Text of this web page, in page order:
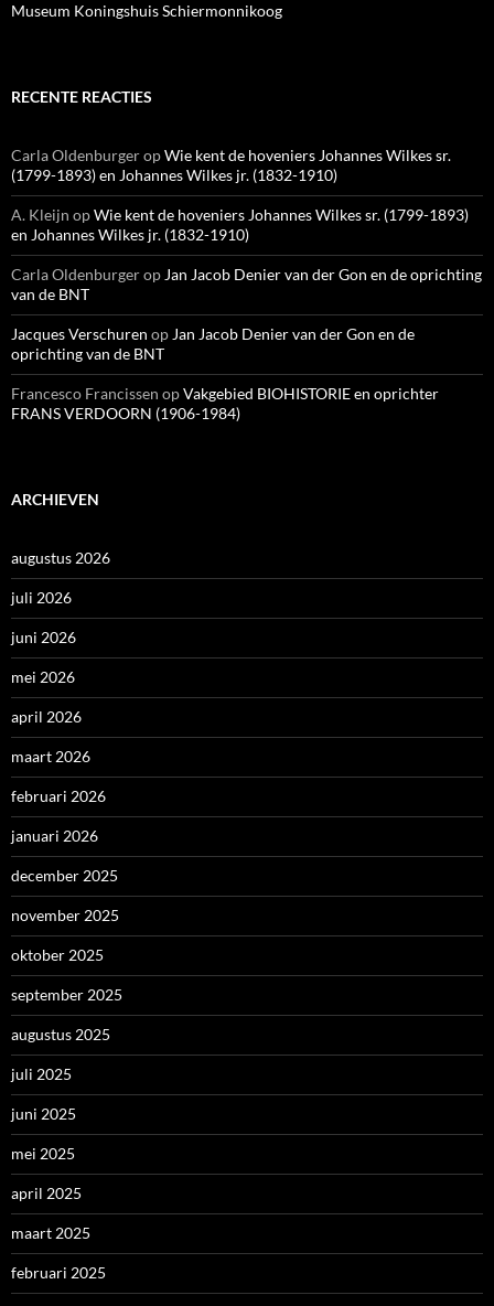
Museum Koningshuis Schiermonnikoog
RECENTE REACTIES
Carla OldenburgeropWie kent de hoveniers Johannes Wilkes sr.
(1799-1893) en Johannes Wilkes jr. (1832-1910)
A. Kleijn opWie kent de hoveniers Johannes Wilkes sr. (1799-1893)
en Johannes Wilkes jr. (1832-1910)
Carla Oldenburgerop Jan Jacob Denier van der Gon en de oprichting
van de BNT
Jacques Verschuren op Jan Jacob Denier van der Gon en de
oprichting van de BNT
Francesco Francissen opVakgebied BIOHISTORIE en oprichter
FRANS VERDOORN (1906-1984)
ARCHIEVEN
augustus 2026
juli 2026
juni 2026
mei 2026
april 2026
maart 2026
februari 2026
januari 2026
december 2025
november 2025
oktober 2025
september 2025
augustus 2025
juli 2025
juni 2025
mei 2025
april 2025
maart 2025
februari 2025